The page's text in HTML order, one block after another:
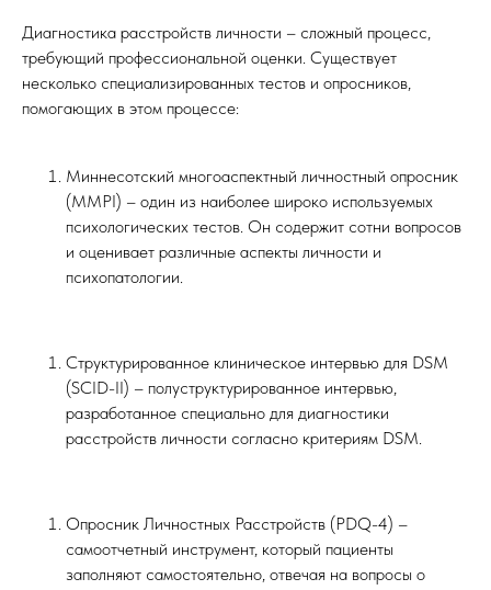
Диагностика расстройств личности – сложный процесс,
требующий профессиональной оценки. Существует
несколько специализированных тестов и опросников,
помогающих в этом процессе:
Миннесотский многоаспектный личностный опросник
(MMPI) – один из наиболее широко используемых
психологических тестов. Он содержит сотни вопросов
и оценивает различные аспекты личности и
психопатологии.
Структурированное клиническое интервью для DSM
(SCID-II) – полуструктурированное интервью,
разработанное специально для диагностики
расстройств личности согласно критериям DSM.
Опросник Личностных Расстройств (PDQ-4) –
самоотчетный инструмент, который пациенты
заполняют самостоятельно, отвечая на вопросы о